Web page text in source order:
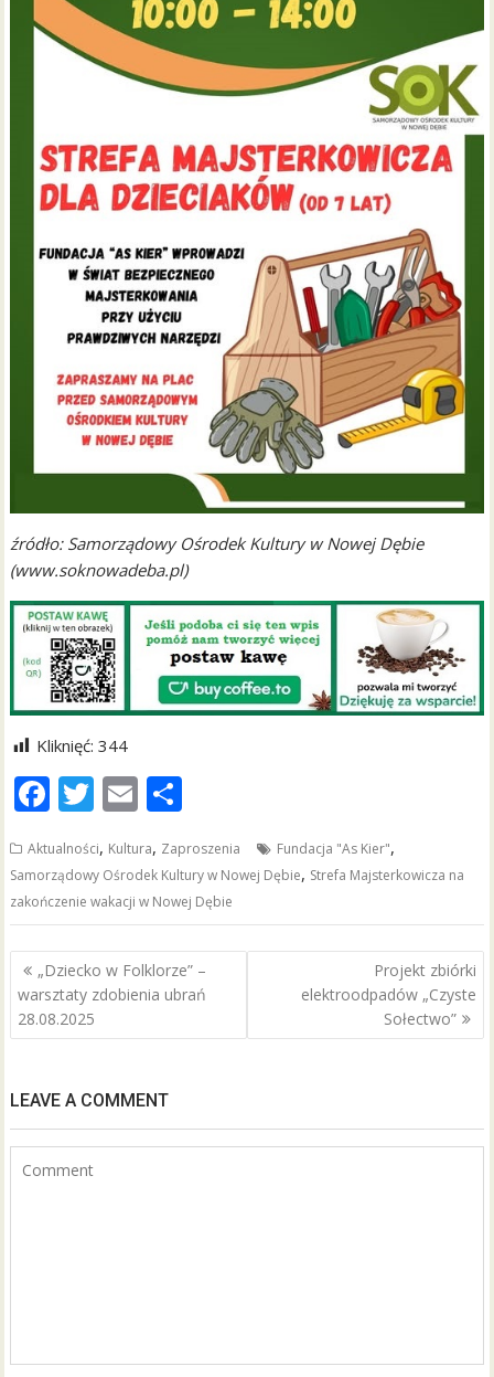
źródło: Samorządowy Ośrodek Kultury w Nowej Dębie
(www.soknowadeba.pl)
Kliknięć: 344
F
e
b
o
o
k
T
itt
er
E
ai
l
ar
e
Aktualności, Kultura, Zaproszenia Fundacja "As Kier",
Samorządowy Ośrodek Kultury w Nowej Dębie, Strefa Majsterkowicza na
zakończenie wakacji w Nowej Dębie
Nawigacja
wpisu
„Dziecko w Folklorze” –
warsztaty zdobienia ubrań
28.08.2025
Projekt zbiórki
elektroodpadów „Czyste
Sołectwo”
LEAVE A COMMENT